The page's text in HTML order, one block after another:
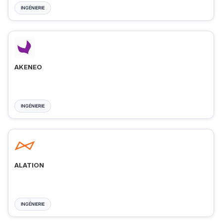
INGÉNIERIE
AKENEO
INGÉNIERIE
ALATION
INGÉNIERIE